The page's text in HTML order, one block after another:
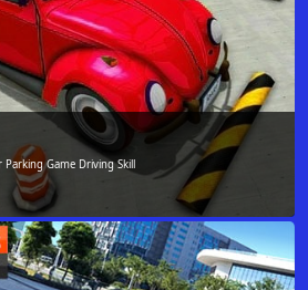
Parking Game Driving Skill